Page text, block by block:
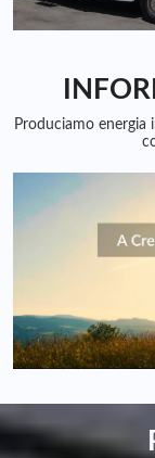
Produciamo energia